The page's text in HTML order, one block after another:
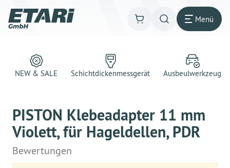
Menü
NEW & SALE Schichtdickenmessgerät Ausbeulwerkzeug
PISTON Klebeadapter 11 mm
Violett, für Hageldellen, PDR
Bewertungen